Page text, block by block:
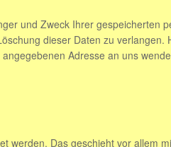
und Zweck Ihrer gespeicherten
dieser Daten zu verlangen.
Adresse an uns
werden. Das geschieht vor allem